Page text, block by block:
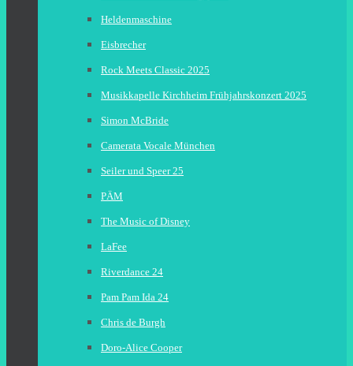
Heldenmaschine
Eisbrecher
Rock Meets Classic 2025
Musikkapelle Kirchheim Frühjahrskonzert 2025
Simon McBride
Camerata Vocale München
Seiler und Speer 25
PÄM
The Music of Disney
LaFee
Riverdance 24
Pam Pam Ida 24
Chris de Burgh
Doro-Alice Cooper